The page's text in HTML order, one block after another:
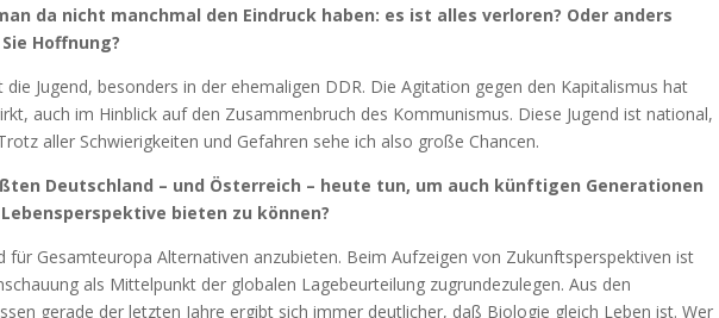
da nicht manchmal den Eindruck haben: es ist alles verloren? Oder anders
Hoffnung?
die Jugend, besonders in der ehemaligen DDR. Die Agitation gegen den Kapitalismus hat
auch im Hinblick auf den Zusammenbruch des Kommunismus. Diese Jugend ist national,
aller Schwierigkeiten und Gefahren sehe ich also große Chancen.
Deutschland – und Österreich – heute tun, um auch künftigen Generationen
bieten zu können?
für Gesamteuropa Alternativen anzubieten. Beim Aufzeigen von Zukunftsperspektiven ist
als Mittelpunkt der globalen Lagebeurteilung zugrundezulegen. Aus den
gerade der letzten Jahre ergibt sich immer deutlicher, daß Biologie gleich Leben ist. Wer